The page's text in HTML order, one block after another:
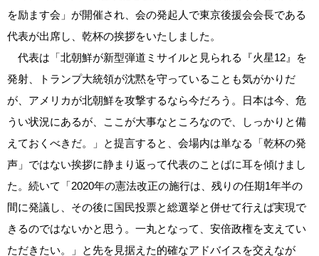
を励ます会」が開催され、会の発起人で東京後援会会長である
代表が出席し、乾杯の挨拶をいたしました。
代表は「北朝鮮が新型弾道ミサイルと見られる『火星12』を
発射、トランプ大統領が沈黙を守っていることも気がかりだ
が、アメリカが北朝鮮を攻撃するなら今だろう。日本は今、危
うい状況にあるが、ここが大事なところなので、しっかりと備
えておくべきだ。」と提言すると、会場内は単なる「乾杯の発
声」ではない挨拶に静まり返って代表のことばに耳を傾けまし
た。続いて「2020年の憲法改正の施行は、残りの任期1年半の
間に発議し、その後に国民投票と総選挙と併せて行えば実現で
きるのではないかと思う。一丸となって、安倍政権を支えてい
ただきたい。」と先を見据えた的確なアドバイスを交えなが